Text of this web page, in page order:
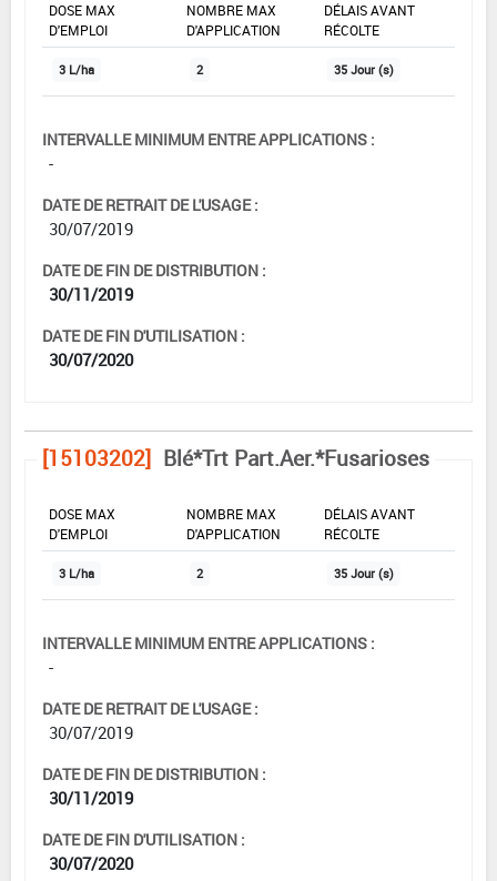
DOSE MAX
D'EMPLOI
NOMBRE MAX
D'APPLICATION
DÉLAIS AVANT
RÉCOLTE
3 L/ha 2 35 Jour (s)
INTERVALLE MINIMUM ENTRE APPLICATIONS :
-
DATE DE RETRAIT DE L'USAGE :
30/07/2019
DATE DE FIN DE DISTRIBUTION :
30/11/2019
DATE DE FIN D'UTILISATION :
30/07/2020
[15103202] Blé*Trt Part.Aer.*Fusarioses
DOSE MAX
D'EMPLOI
NOMBRE MAX
D'APPLICATION
DÉLAIS AVANT
RÉCOLTE
3 L/ha 2 35 Jour (s)
INTERVALLE MINIMUM ENTRE APPLICATIONS :
-
DATE DE RETRAIT DE L'USAGE :
30/07/2019
DATE DE FIN DE DISTRIBUTION :
30/11/2019
DATE DE FIN D'UTILISATION :
30/07/2020